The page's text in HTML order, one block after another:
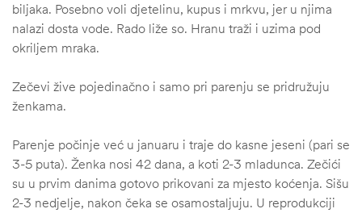
biljaka. Posebno voli djetelinu, kupus i mrkvu, jer u njima
nalazi dosta vode. Rado liže so. Hranu traži i uzima pod
okriljem mraka.
Zečevi žive pojedinačno i samo pri parenju se pridružuju
ženkama.
Parenje počinje već u januaru i traje do kasne jeseni (pari se
3-5 puta). Ženka nosi 42 dana, a koti 2-3 mladunca. Zečići
su u prvim danima gotovo prikovani za mjesto koćenja. Sišu
2-3 nedjelje, nakon čeka se osamostaljuju. U reprodukciji